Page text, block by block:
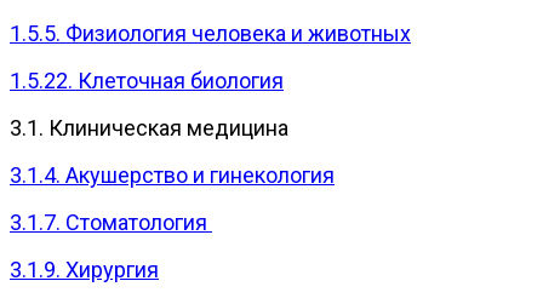
1.5.5. Физиология человека и животных
1.5.22. Клеточная биология
3.1. Клиническая медицина
3.1.4. Акушерство и гинекология
3.1.7. Стоматология
3.1.9. Хирургия